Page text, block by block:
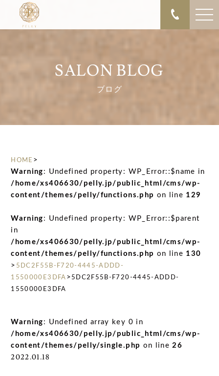
SALON BLOG
ブログ
HOME >
Warning : Undefined property: WP_Error::$name in
/home/xs406630/pelly.jp/public_html/cms/wp-
content/themes/pelly/functions.php on line 129
Warning : Undefined property: WP_Error::$parent
in
/home/xs406630/pelly.jp/public_html/cms/wp-
content/themes/pelly/functions.php on line 130
> 5DC2F55B-F720-4445-ADDD-
1550000E3DFA > 5DC2F55B-F720-4445-ADDD-
1550000E3DFA
Warning : Undefined array key 0 in
/home/xs406630/pelly.jp/public_html/cms/wp-
content/themes/pelly/single.php on line26
2022.01.18